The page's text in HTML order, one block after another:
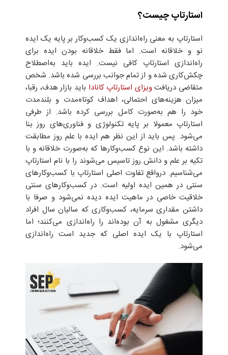
استارتاپ چیست؟
استارتاپ به معنی راه‌اندازی یک کسب‌وکار بر پایه یک ایده
نو و خلاقانه است. اما فقط خلاقانه بودن ایده برای
راه‌اندازی استارتاپ کافی نیست. ایده باید به‌اصطلاح
چکش‌کاری شده و از تمام جوانب بررسی شده باشد. شخص
متقاضی دریافتویزای استارتاپ کانادا باید بازار هدف، رقبا،
میزان هزینه‌های احتمالی، اهداف کوتاه‌مدت و بلند‌مدت
خود را هم به‌صورت کامل بررسی کرده باشد. از طرفی
استارتاپ معمولا بر پایه تکنولوژی و فناوری‌های روز بنا
می‌شود. پس باید از این نظر هم ایده با علم روز مطابقت
داشته باشد. این نوع کسب‌وکارها که به‌صورت خلاقانه و با
تکیه بر علم ‌و دانش روز تاسیس می‌شوند را با نام استارتاپ
می‌شناسیم. درواقع تفاوت اصلی استارتاپ با کسب‌وکارهای
سنتی در همین ایده اولیه است. در کسب‌وکارهای سنتی
خلاقیت خاصی در ماهیت ایده دیده نمی‌شود و صرفا با
داشتن مقداری سرمایه، کسب‌وکاری که سالیان سال افراد
دیگری مشغول به آن بوده‌اند را راه‌اندازی می‌کنند؛ اما
استارتاپ با یک ایده اصلی که جدید است راه‌اندازی
می‌شود.